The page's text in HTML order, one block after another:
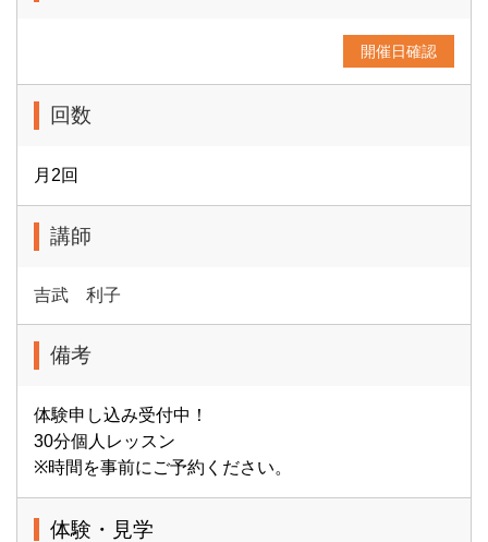
開催日確認
回数
月2回
講師
吉武 利子
備考
体験申し込み受付中！
30分個人レッスン
※時間を事前にご予約ください。
体験・見学